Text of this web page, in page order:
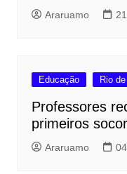
Araruamo
Educação Rio
Professores
primeiros
Araruamo